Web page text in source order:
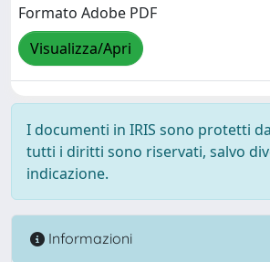
Formato Adobe PDF
Visualizza/Apri
I documenti in IRIS sono protetti
tutti i diritti sono riservati, salvo
indicazione.
Informazioni